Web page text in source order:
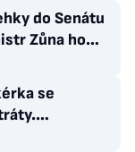
do Senátu
Zůna ho
i chválí
se